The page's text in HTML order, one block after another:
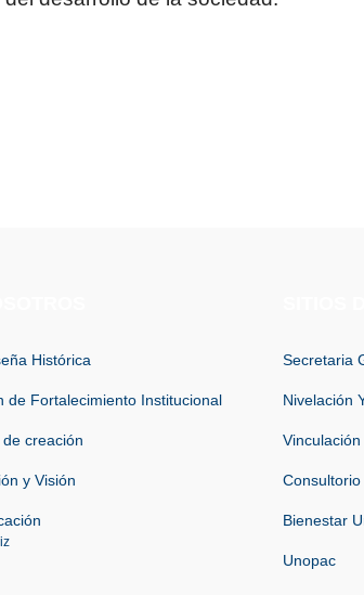
DE LA PREVENCIÓN DEL SUICIDIO
Histórica
de Fortalecimiento Institucional
de creación
y Visión
Secretaria
Nivelación
Bienestar
Unopac